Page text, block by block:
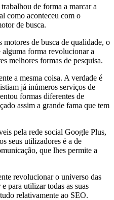
de forma a marcar a
como aconteceu com o
de busca.
de busca de qualidade, o
forma revolucionar a
melhores formas de pesquisa.
a mesma coisa. A verdade é
já inúmeros serviços de
formas diferentes de
assim a grande fama que tem
pela rede social Google Plus,
seus utilizadores é a de
que lhes permite a
revolucionar o universo das
para utilizar todas as suas
relativamente ao SEO.